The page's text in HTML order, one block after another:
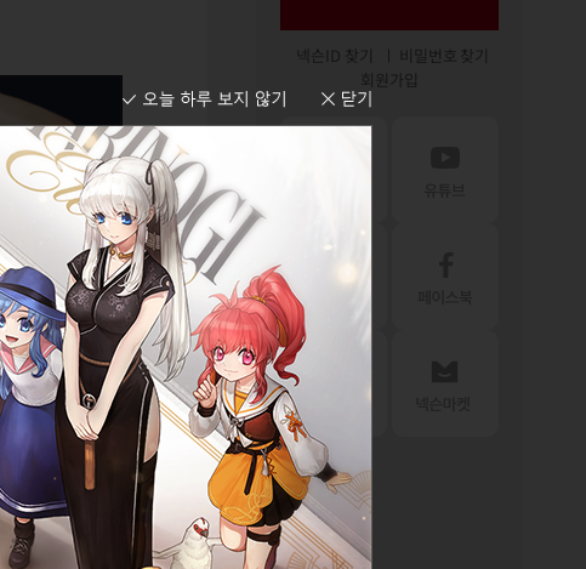
넥슨ID 찾기
비밀번호 찾기
회원가입